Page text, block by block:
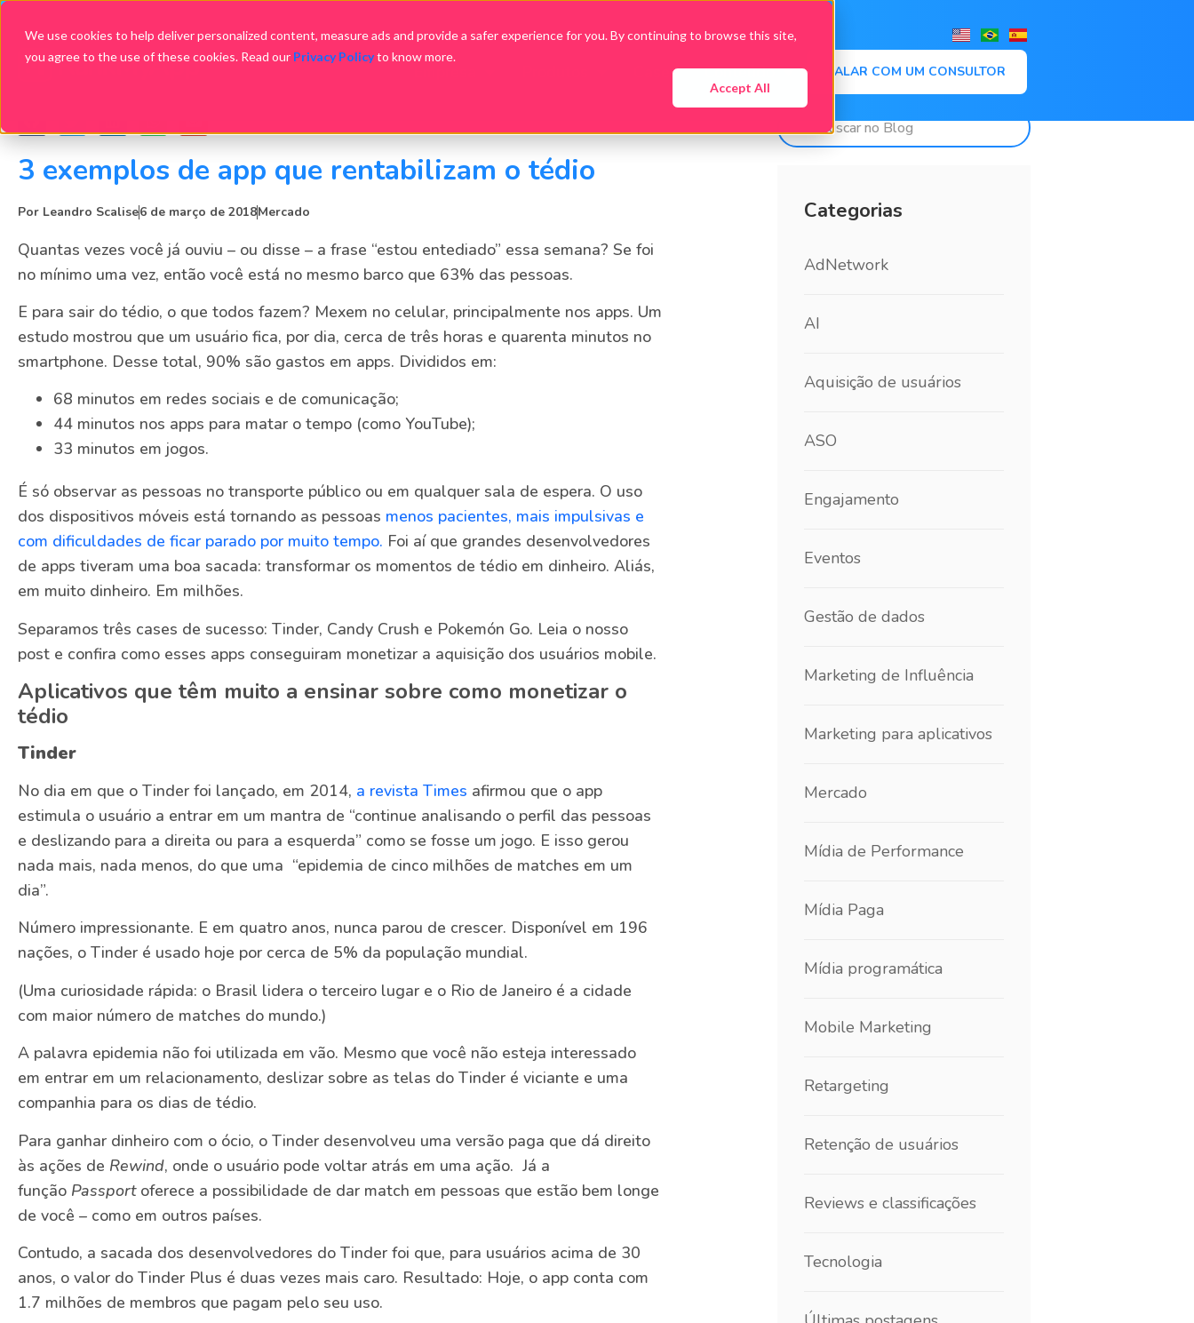
We use cookies to help deliver personalized content, measure ads and provide a safer experience for you. By continuing to browse this site,
you agree to the use of these cookies. Read our Privacy Policyto know more.
Accept All
Cases Conteúdo FALAR COM UM CONSULTOR
3 exemplos de app que rentabilizam o tédio
Por Leandro Scalise6 de março de 2018Mercado
Quantas vezes você já ouviu – ou disse – a frase “estou entediado” essa semana? Se foi
no mínimo uma vez, então você está no mesmo barco que 63% das pessoas.
E para sair do tédio, o que todos fazem? Mexem no celular, principalmente nos apps. Um
estudo mostrou que um usuário fica, por dia, cerca de três horas e quarenta minutos no
smartphone. Desse total, 90% são gastos em apps. Divididos em:
68 minutos em redes sociais e de comunicação;
44 minutos nos apps para matar o tempo (como YouTube);
33 minutos em jogos.
É só observar as pessoas no transporte público ou em qualquer sala de espera. O uso
dos dispositivos móveis está tornando as pessoas menos pacientes, mais impulsivas e
com dificuldades de ficar parado por muito tempo. Foi aí que grandes desenvolvedores
de apps tiveram uma boa sacada: transformar os momentos de tédio em dinheiro. Aliás,
em muito dinheiro. Em milhões.
Separamos três cases de sucesso: Tinder, Candy Crush e Pokemón Go. Leia o nosso
post e confira como esses apps conseguiram monetizar a aquisição dos usuários mobile.
Aplicativos que têm muito a ensinar sobre como monetizar o
tédio
Tinder
No dia em que o Tinder foi lançado, em 2014, a revista Times afirmou que o app
estimula o usuário a entrar em um mantra de “continue analisando o perfil das pessoas
e deslizando para a direita ou para a esquerda” como se fosse um jogo. E isso gerou
nada mais, nada menos, do que uma “epidemia de cinco milhões de matches em um
dia”.
Número impressionante. E em quatro anos, nunca parou de crescer. Disponível em 196
nações, o Tinder é usado hoje por cerca de 5% da população mundial.
(Uma curiosidade rápida: o Brasil lidera o terceiro lugar e o Rio de Janeiro é a cidade
com maior número de matches do mundo.)
A palavra epidemia não foi utilizada em vão. Mesmo que você não esteja interessado
em entrar em um relacionamento, deslizar sobre as telas do Tinder é viciante e uma
companhia para os dias de tédio.
Para ganhar dinheiro com o ócio, o Tinder desenvolveu uma versão paga que dá direito
às ações de Rewind, onde o usuário pode voltar atrás em uma ação. Já a
função Passport oferece a possibilidade de dar match em pessoas que estão bem longe
de você – como em outros países.
Contudo, a sacada dos desenvolvedores do Tinder foi que, para usuários acima de 30
anos, o valor do Tinder Plus é duas vezes mais caro. Resultado: Hoje, o app conta com
1.7 milhões de membros que pagam pelo seu uso.
Categorias
AdNetwork
AI
Aquisição de usuários
ASO
Engajamento
Eventos
Gestão de dados
Marketing de Influência
Marketing para aplicativos
Mercado
Mídia de Performance
Mídia Paga
Mídia programática
Mobile Marketing
Retargeting
Retenção de usuários
Reviews e classificações
Tecnologia